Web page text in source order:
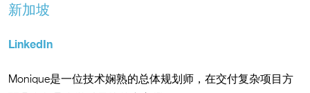
新加坡
LinkedIn
Monique是一位技术娴熟的总体规划师，在交付复杂项目方